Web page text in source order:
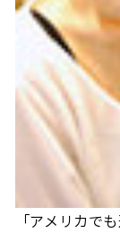
「アメリカで